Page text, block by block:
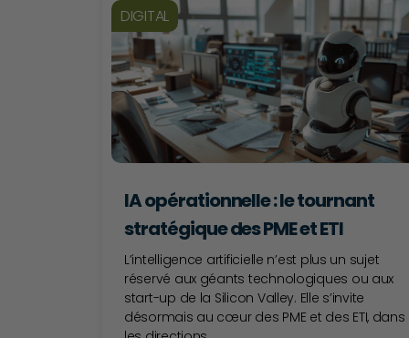
DIGITAL
IA opérationnelle : le tournant
stratégique des PME et ETI
L’intelligence artificielle n’est plus un sujet
réservé aux géants technologiques ou aux
start-up de la Silicon Valley. Elle s’invite
désormais au cœur des PME et des ETI, dans